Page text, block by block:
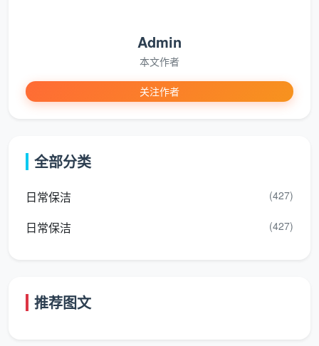
：桌椅底面、柜子内侧、窗帘轨道、移门
顶槽用手摸过去是平滑的，而不是沙沙的粉尘感。
微生境管理
一次深度净化。
不少业主在成都找深度精保洁时会问：“是不是比开
工具的要求更为精细。天均安洁会在精保洁服务后，附
上一份分区域的勾选清单，让业主清楚知道各个触点的
Admin
本文作者
关注作者
全部分类
日常保洁 (427)
日常保洁 (427)
推荐图文